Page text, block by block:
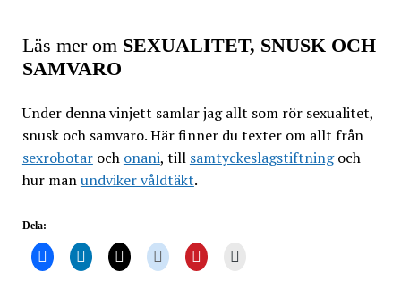
Läs mer om SEXUALITET, SNUSK OCH
SAMVARO
Under denna vinjett samlar jag allt som rör sexualitet,
snusk och samvaro. Här finner du texter om allt från
sexrobotaroch onani, till samtyckeslagstiftningoch
hur manundviker våldtäkt.
Dela: